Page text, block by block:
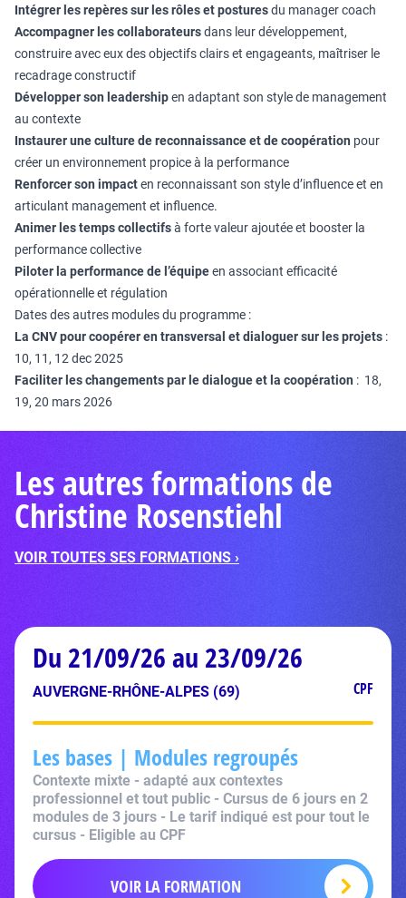
Intégrer les repères sur les rôles et posturesdu manager coach
Accompagner les collaborateursdans leur développement,
construire avec eux des objectifs clairs et engageants, maîtriser le
recadrage constructif
Développer son leadershipen adaptant son style de management
au contexte
Instaurer une culture de reconnaissance et de coopération pour
créer un environnement propice à la performance
Renforcer son impacten reconnaissant son style d’influence et en
articulant management et influence.
Animer les temps collectifsà forte valeur ajoutée et booster la
performance collective
Piloter la performance de l’équipeen associant efficacité
opérationnelle et régulation
Dates des autres modules du programme :
La CNV pour coopérer en transversal et dialoguer sur les projets :
10, 11, 12 dec 2025
Faciliter les changements par le dialogue et la coopération : 18,
19, 20 mars 2026
Les autres formations de
Christine Rosenstiehl
VOIR TOUTES SES FORMATIONS ›
Du 21/09/26 au 23/09/26
AUVERGNE-RHÔNE-ALPES (69) CPF
Les bases | Modules regroupés
Contexte mixte - adapté aux contextes
professionnel et tout public - Cursus de 6 jours en 2
modules de 3 jours - Le tarif indiqué est pour tout le
cursus - Eligible au CPF
VOIR LA FORMATION